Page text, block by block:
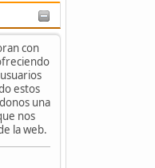
con
estos
una
nos
la web.